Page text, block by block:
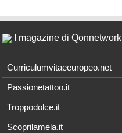
I magazine di Qonnetwork
Curriculumvitaeeuropeo.net
Passionetattoo.it
Troppodolce.it
Scoprilamela.it